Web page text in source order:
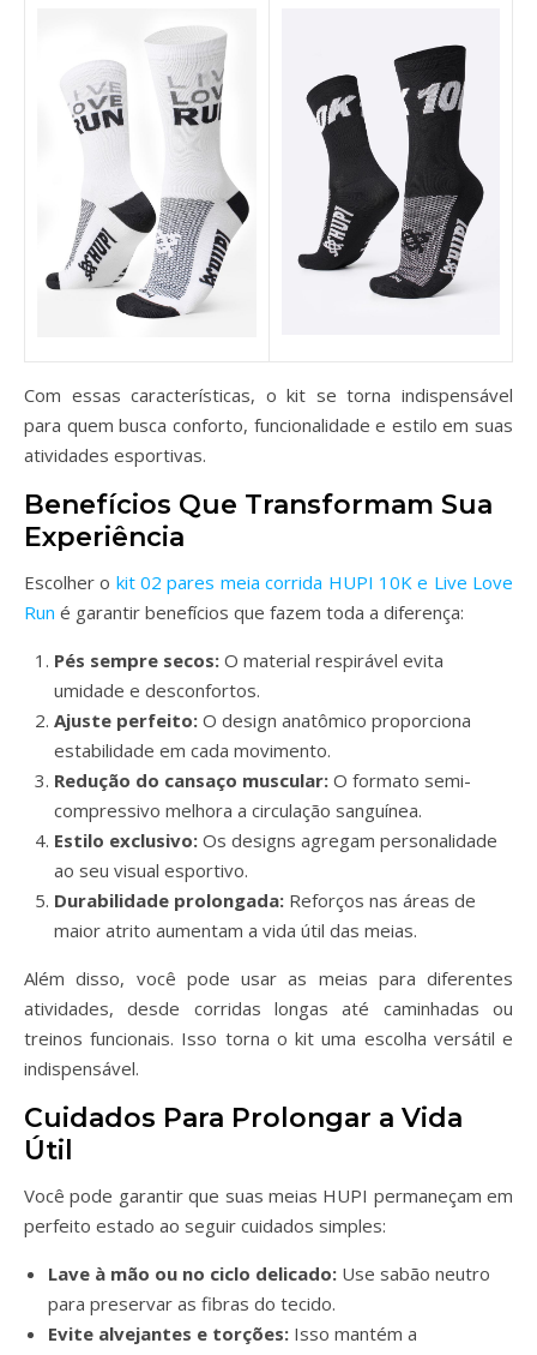
Com essas características, o kit se torna indispensável
para quem busca conforto, funcionalidade e estilo em suas
atividades esportivas.
Benefícios Que Transformam Sua
Experiência
Escolher o kit 02 pares meia corrida HUPI 10K e Live Love
Run é garantir benefícios que fazem toda a diferença:
Pés sempre secos: O material respirável evita
umidade e desconfortos.
Ajuste perfeito: O design anatômico proporciona
estabilidade em cada movimento.
Redução do cansaço muscular: O formato semi-
compressivo melhora a circulação sanguínea.
Estilo exclusivo: Os designs agregam personalidade
ao seu visual esportivo.
Durabilidade prolongada: Reforços nas áreas de
maior atrito aumentam a vida útil das meias.
Além disso, você pode usar as meias para diferentes
atividades, desde corridas longas até caminhadas ou
treinos funcionais. Isso torna o kit uma escolha versátil e
indispensável.
Cuidados Para Prolongar a Vida
Útil
Você pode garantir que suas meias HUPI permaneçam em
perfeito estado ao seguir cuidados simples:
Lave à mão ou no ciclo delicado: Use sabão neutro
para preservar as fibras do tecido.
Evite alvejantes e torções: Isso mantém a